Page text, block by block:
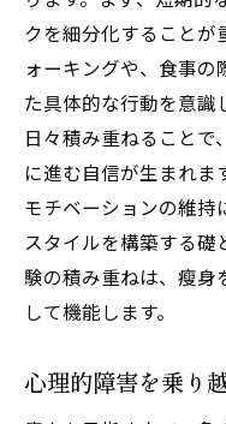
クを細分化することが
ォーキングや、食事
た具体的な行動を意識
日々積み重ねること
に進む自信が生まれま
モチベーションの維持
スタイルを構築する礎
験の積み重ねは、瘦身
して機能します。
心理的障害を乗り